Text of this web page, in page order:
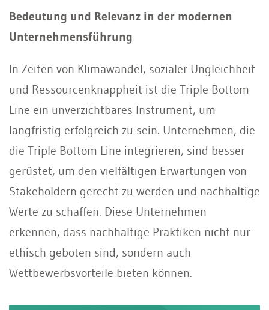
Bedeutung und Relevanz in der modernen
Unternehmensführung
In Zeiten von Klimawandel, sozialer Ungleichheit
und Ressourcenknappheit ist die Triple Bottom
Line ein unverzichtbares Instrument, um
langfristig erfolgreich zu sein. Unternehmen, die
die Triple Bottom Line integrieren, sind besser
gerüstet, um den vielfältigen Erwartungen von
Stakeholdern gerecht zu werden und nachhaltige
Werte zu schaffen. Diese Unternehmen
erkennen, dass nachhaltige Praktiken nicht nur
ethisch geboten sind, sondern auch
Wettbewerbsvorteile bieten können.